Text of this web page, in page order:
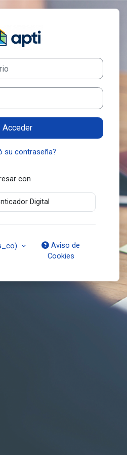
Entrar a APTI -
Acceder
su contraseña?
con
Digital
Aviso de
Cookies